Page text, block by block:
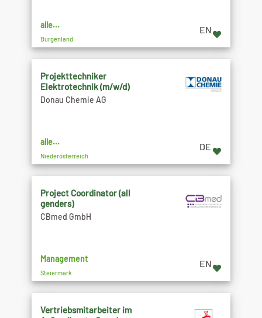
alle...
Burgenland
EN
Projekttechniker
Elektrotechnik (m/w/d)
Donau Chemie AG
alle...
Niederösterreich
DE
Project Coordinator (all
genders)
CBmed GmbH
Management
Steiermark
EN
Vertriebsmitarbeiter im